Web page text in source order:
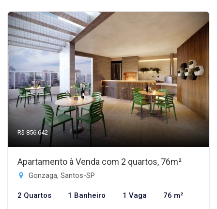
R$ 856.642
Apartamento à Venda com 2 quartos, 76m²
Gonzaga, Santos-SP
2 Quartos 1 Banheiro 1 Vaga 76 m²